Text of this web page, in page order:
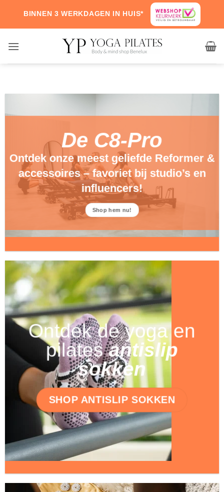
BINNEN 3 WERKDAGEN IN HUIS*
De C8-Pro
Ontdek onze meest geliefde Reformer &
accessoires – favoriet bij studio’s en
influencers!
Shop hem nu!
Ontdek de yoga en
pilatesantislip
sokken
SHOP ANTISLIP SOKKEN